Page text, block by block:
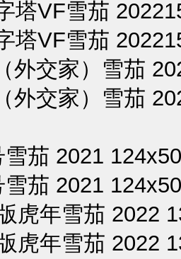
塔VF雪茄
塔VF雪茄
外交家）雪茄
外交家）雪茄
茄 2021
茄 2021
虎年雪茄 2022
虎年雪茄 2022